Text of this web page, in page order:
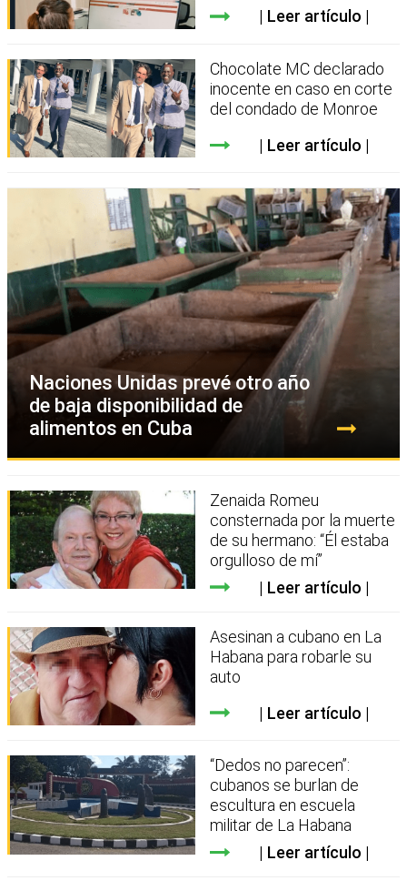
Leer artículo
Chocolate MC declarado
inocente en caso en corte
del condado de Monroe
Leer artículo
Naciones Unidas prevé otro año
de baja disponibilidad de
alimentos en Cuba
Zenaida Romeu
consternada por la muerte
de su hermano: “Él estaba
orgulloso de mí”
Leer artículo
Asesinan a cubano en La
Habana para robarle su
auto
Leer artículo
“Dedos no parecen”:
cubanos se burlan de
escultura en escuela
militar de La Habana
Leer artículo